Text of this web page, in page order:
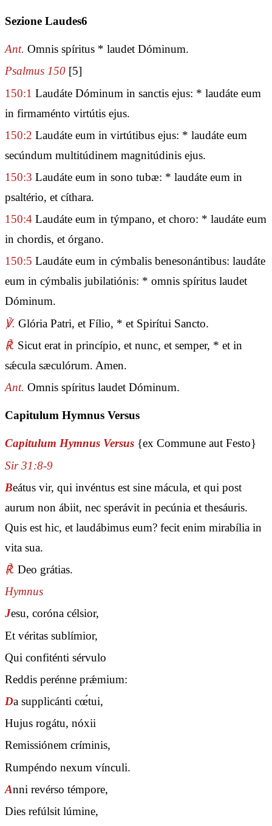
Sezione Laudes6
Ant. Omnis spíritus * laudet Dóminum.
Psalmus 150 [5]
150:1 Laudáte Dóminum in sanctis ejus: * laudáte eum
in firmaménto virtútis ejus.
150:2 Laudáte eum in virtútibus ejus: * laudáte eum
secúndum multitúdinem magnitúdinis ejus.
150:3 Laudáte eum in sono tubæ: * laudáte eum in
psaltério, et cíthara.
150:4 Laudáte eum in týmpano, et choro: * laudáte eum
in chordis, et órgano.
150:5 Laudáte eum in cýmbalis benesonántibus: laudáte
eum in cýmbalis jubilatiónis: * omnis spíritus laudet
Dóminum.
℣. Glória Patri, et Fílio, * et Spirítui Sancto.
℟. Sicut erat in princípio, et nunc, et semper, * et in
sǽcula sæculórum. Amen.
Ant. Omnis spíritus laudet Dóminum.
Capitulum Hymnus Versus
Capitulum Hymnus Versus {ex Commune aut Festo}
Sir 31:8-9
Beátus vir, qui invéntus est sine mácula, et qui post
aurum non ábiit, nec sperávit in pecúnia et thesáuris.
Quis est hic, et laudábimus eum? fecit enim mirabília in
vita sua.
℟. Deo grátias.
Hymnus
Jesu, coróna célsior,
Et véritas sublímior,
Qui confiténti sérvulo
Reddis perénne prǽmium:
Da supplicánti cœ́tui,
Hujus rogátu, nóxii
Remissiónem críminis,
Rumpéndo nexum vínculi.
Anni revérso témpore,
Dies refúlsit lúmine,